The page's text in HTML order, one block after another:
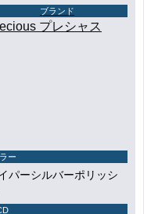
ブランド
プレシャス
ー
パーシルバーポリッシ